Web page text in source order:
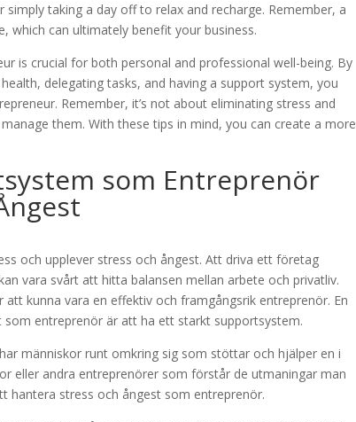
taking a day off to relax and recharge. Remember, a
which can ultimately benefit your business.
is crucial for both personal and professional well-being. By
delegating tasks, and having a support system, you
Remember, it’s not about eliminating stress and
them. With these tips in mind, you can create a more
som Entreprenör
och upplever stress och ångest. Att driva ett företag
vara svårt att hitta balansen mellan arbete och privatliv.
kunna vara en effektiv och framgångsrik entreprenör. En
entreprenör är att ha ett starkt supportsystem.
människor runt omkring sig som stöttar och hjälper en i
eller andra entreprenörer som förstår de utmaningar man
hantera stress och ångest som entreprenör.